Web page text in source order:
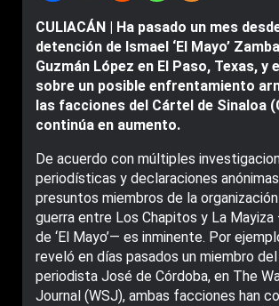
CULIACÁN | Ha pasado un mes
detención de Ismael ‘El Mayo’
Guzmán López en El Paso, Texas, y
sobre un posible enfrentamiento
las facciones del Cártel de Sinaloa
continúa en aumento.
De acuerdo con múltiples
periodísticas y declaraciones
presuntos miembros de la
guerra entre Los Chapitos y La
de ‘El Mayo’― es inminente. Por
reveló en días pasados un miembro del
periodista José de Córdoba, en The
Journal (WSJ), ambas facciones han